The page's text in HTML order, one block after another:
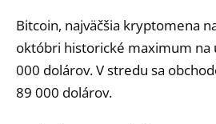
Bitcoin, najväčšia kryptomena
októbri historické maximum na
000 dolárov. V stredu sa
89 000 dolárov.